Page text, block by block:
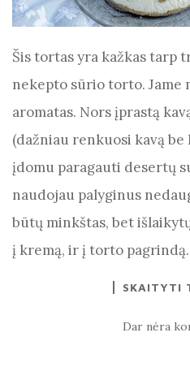
Šis tortas yra kažkas tarp
nekepto sūrio torto. Jame
aromatas. Nors įprastą
(dažniau renkuosi kavą be
įdomu paragauti desertų
naudojau palyginus
būtų minkštas, bet
į kremą, ir į torto
SKAITYTI
Dar nėra